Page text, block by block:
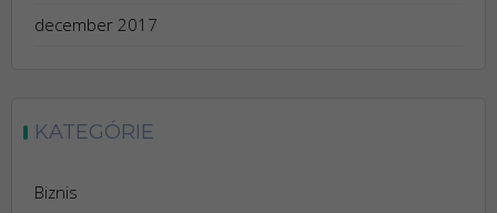
december 2017
KATEGÓRIE
Biznis